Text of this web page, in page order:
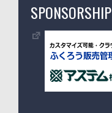
SPONSORSHIP